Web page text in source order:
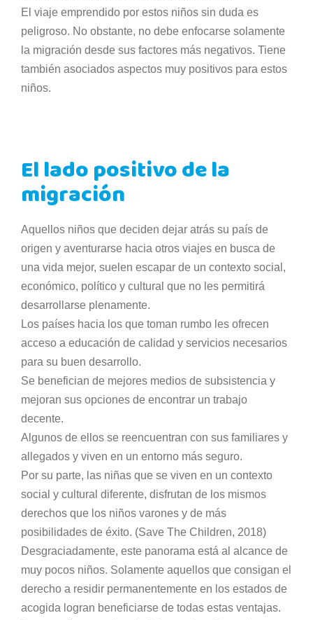
El viaje emprendido por estos niños sin duda es
peligroso. No obstante, no debe enfocarse solamente
la migración desde sus factores más negativos. Tiene
también asociados aspectos muy positivos para estos
niños.
El lado positivo de la
migración
Aquellos niños que deciden dejar atrás su país de
origen y aventurarse hacia otros viajes en busca de
una vida mejor, suelen escapar de un contexto social,
económico, político y cultural que no les permitirá
desarrollarse plenamente.
Los países hacia los que toman rumbo les ofrecen
acceso a educación de calidad y servicios necesarios
para su buen desarrollo.
Se benefician de mejores medios de subsistencia y
mejoran sus opciones de encontrar un trabajo
decente.
Algunos de ellos se reencuentran con sus familiares y
allegados y viven en un entorno más seguro.
Por su parte, las niñas que se viven en un contexto
social y cultural diferente, disfrutan de los mismos
derechos que los niños varones y de más
posibilidades de éxito. (Save The Children, 2018)
Desgraciadamente, este panorama está al alcance de
muy pocos niños. Solamente aquellos que consigan el
derecho a residir permanentemente en los estados de
acogida logran beneficiarse de todas estas ventajas.